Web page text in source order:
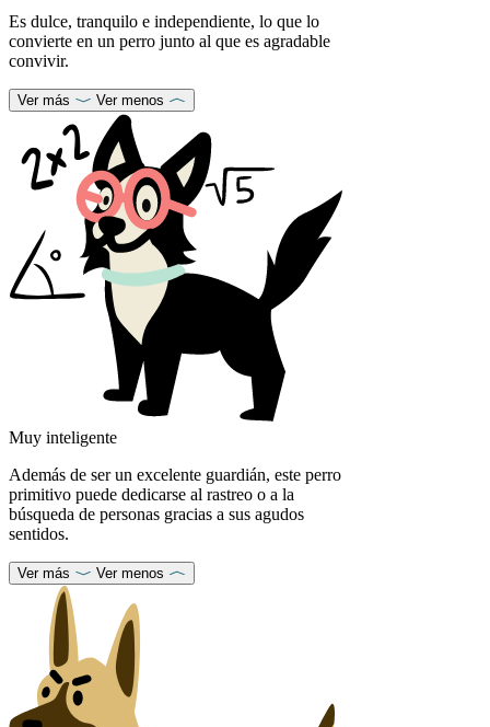
Es dulce, tranquilo e independiente, lo que lo
convierte en un perro junto al que es agradable
convivir.
Ver más Ver menos
Muy inteligente
Además de ser un excelente guardián, este perro
primitivo puede dedicarse al rastreo o a la
búsqueda de personas gracias a sus agudos
sentidos.
Ver más Ver menos